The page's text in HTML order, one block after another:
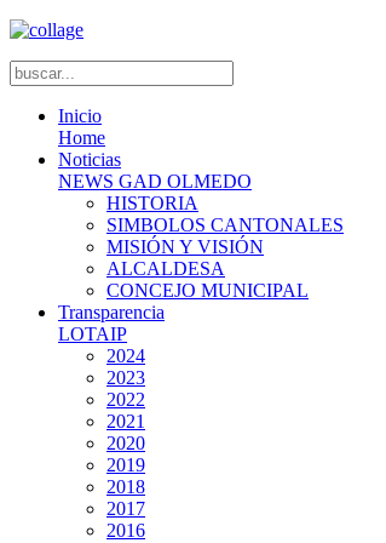
Inicio
Home
Noticias
NEWS GAD OLMEDO
HISTORIA
SIMBOLOS CANTONALES
MISIÓN Y VISIÓN
ALCALDESA
CONCEJO MUNICIPAL
Transparencia
LOTAIP
2024
2023
2022
2021
2020
2019
2018
2017
2016